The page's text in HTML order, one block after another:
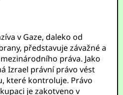
v Gaze, daleko od
představuje závažné a
práva. Jako
Izrael právní právo vést
které kontroluje. Právo
je zakotveno v